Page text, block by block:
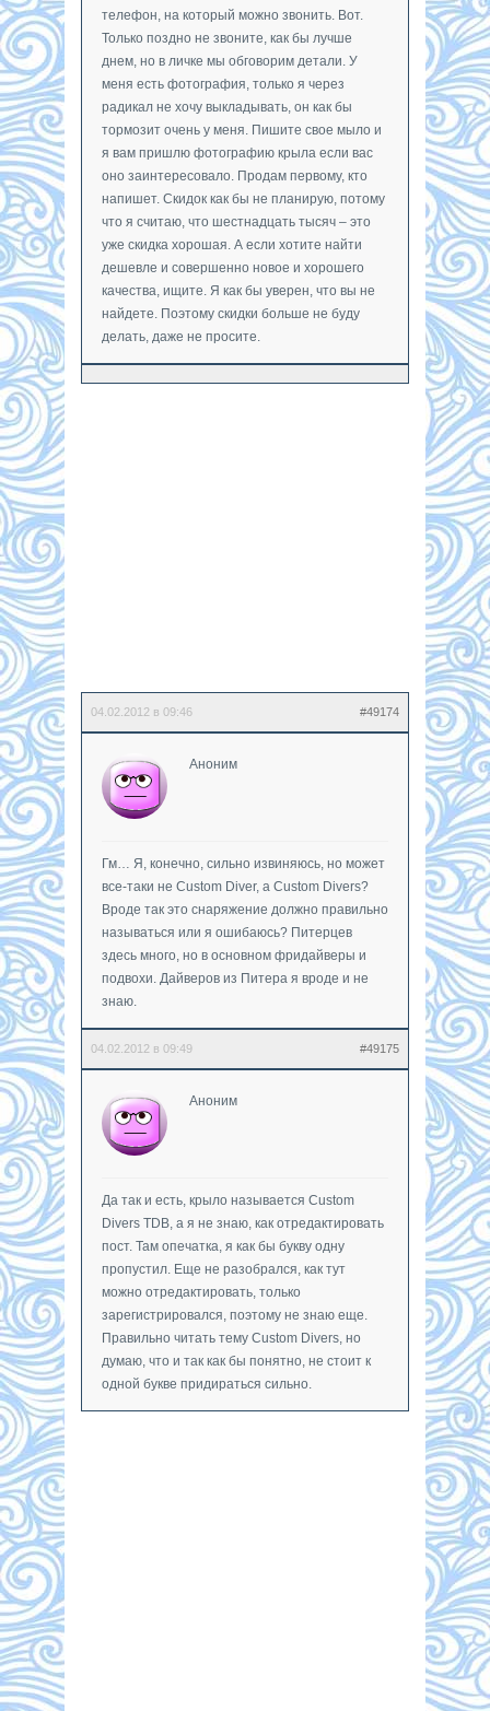
телефон, на который можно звонить. Вот.
Только поздно не звоните, как бы лучше
днем, но в личке мы обговорим детали. У
меня есть фотография, только я через
радикал не хочу выкладывать, он как бы
тормозит очень у меня. Пишите свое мыло и
я вам пришлю фотографию крыла если вас
оно заинтересовало. Продам первому, кто
напишет. Скидок как бы не планирую, потому
что я считаю, что шестнадцать тысяч – это
уже скидка хорошая. А если хотите найти
дешевле и совершенно новое и хорошего
качества, ищите. Я как бы уверен, что вы не
найдете. Поэтому скидки больше не буду
делать, даже не просите.
04.02.2012 в 09:46 #49174
Аноним
Гм… Я, конечно, сильно извиняюсь, но может
все-таки не Custom Diver, а Custom Divers?
Вроде так это снаряжение должно правильно
называться или я ошибаюсь? Питерцев
здесь много, но в основном фридайверы и
подвохи. Дайверов из Питера я вроде и не
знаю.
04.02.2012 в 09:49 #49175
Аноним
Да так и есть, крыло называется Custom
Divers TDB, а я не знаю, как отредактировать
пост. Там опечатка, я как бы букву одну
пропустил. Еще не разобрался, как тут
можно отредактировать, только
зарегистрировался, поэтому не знаю еще.
Правильно читать тему Custom Divers, но
думаю, что и так как бы понятно, не стоит к
одной букве придираться сильно.